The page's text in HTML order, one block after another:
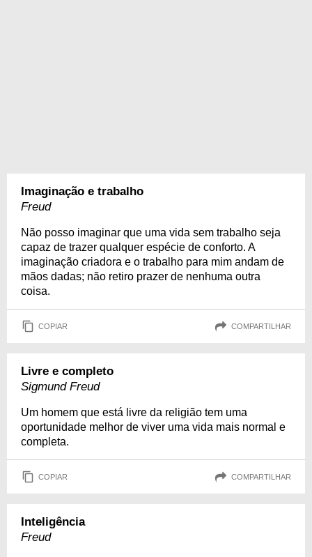
Imaginação e trabalho
Freud
Não posso imaginar que uma vida sem trabalho seja
capaz de trazer qualquer espécie de conforto. A
imaginação criadora e o trabalho para mim andam de
mãos dadas; não retiro prazer de nenhuma outra
coisa.
COPIAR COMPARTILHAR
Livre e completo
Sigmund Freud
Um homem que está livre da religião tem uma
oportunidade melhor de viver uma vida mais normal e
completa.
COPIAR COMPARTILHAR
Inteligência
Freud